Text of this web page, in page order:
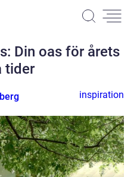
Din oas för årets
tider
inspiration